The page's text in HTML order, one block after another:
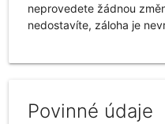
neprovedete žádnou
nedostavíte, záloha je
Povinné údaje